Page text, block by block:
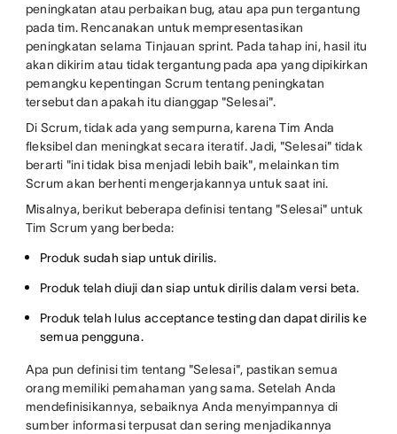
peningkatan atau perbaikan bug, atau apa pun tergantung
pada tim. Rencanakan untuk mempresentasikan
peningkatan selama Tinjauan sprint. Pada tahap ini, hasil itu
akan dikirim atau tidak tergantung pada apa yang dipikirkan
pemangku kepentingan Scrum tentang peningkatan
tersebut dan apakah itu dianggap "Selesai".
Di Scrum, tidak ada yang sempurna, karena Tim Anda
fleksibel dan meningkat secara iteratif. Jadi, "Selesai" tidak
berarti "ini tidak bisa menjadi lebih baik", melainkan tim
Scrum akan berhenti mengerjakannya untuk saat ini.
Misalnya, berikut beberapa definisi tentang "Selesai" untuk
Tim Scrum yang berbeda:
Produk sudah siap untuk dirilis.
Produk telah diuji dan siap untuk dirilis dalam versi beta.
Produk telah lulus acceptance testing dan dapat dirilis ke
semua pengguna.
Apa pun definisi tim tentang "Selesai", pastikan semua
orang memiliki pemahaman yang sama. Setelah Anda
mendefinisikannya, sebaiknya Anda menyimpannya di
sumber informasi terpusat dan sering menjadikannya